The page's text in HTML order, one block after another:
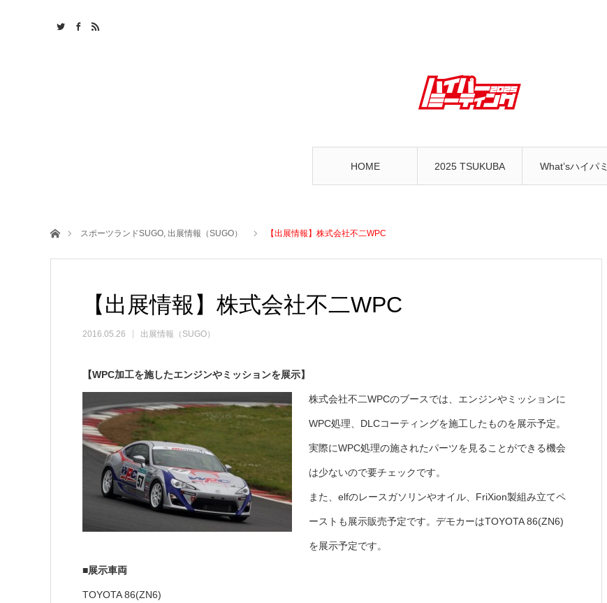
HOME 2025 TSUKUBA What’sハイパミ
ホームスポーツランドSUGO, 出展情報（SUGO） 【出展情報】株式会社不二WPC
【出展情報】株式会社不二WPC
2016.05.26 出展情報（SUGO）
【WPC加工を施したエンジンやミッションを展示】
株式会社不二WPCのブースでは、エンジンやミッションに
WPC処理、DLCコーティングを施工したものを展示予定。
実際にWPC処理の施されたパーツを見ることができる機会
は少ないので要チェックです。
また、elfのレースガソリンやオイル、FriXion製組み立てペ
ーストも展示販売予定です。デモカーはTOYOTA 86(ZN6)
を展示予定です。
■展示車両
TOYOTA 86(ZN6)